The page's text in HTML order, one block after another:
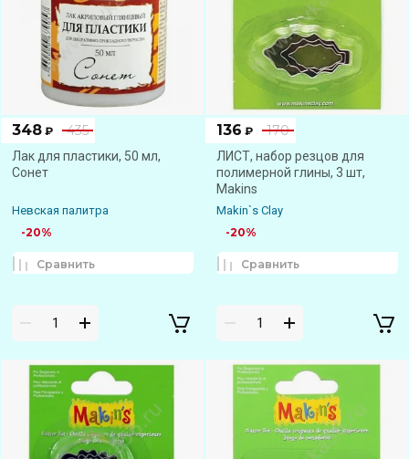
435
348 ₽
Лак для пластики, 50 мл,
Сонет
Невская палитра
-20%
Сравнить
170
136 ₽
ЛИСТ, набор резцов для
полимерной глины, 3 шт,
Makins
Makin`s Clay
-20%
Сравнить